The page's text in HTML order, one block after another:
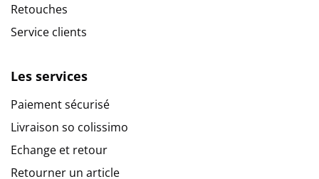
Retouches
Service clients
Les services
Paiement sécurisé
Livraison so colissimo
Echange et retour
Retourner un article